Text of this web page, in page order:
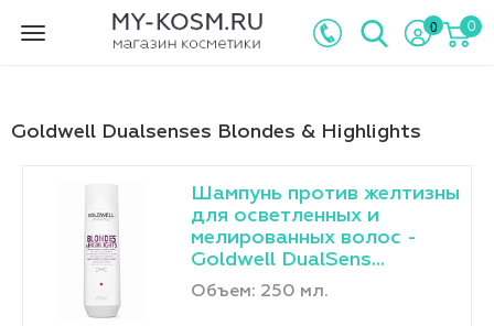
Toggle
0 0
Goldwell Dualsenses Blondes & Highlights
Шампунь против желтизны
для осветленных и
мелированных волос -
Goldwell DualSens...
Объем: 250 мл.